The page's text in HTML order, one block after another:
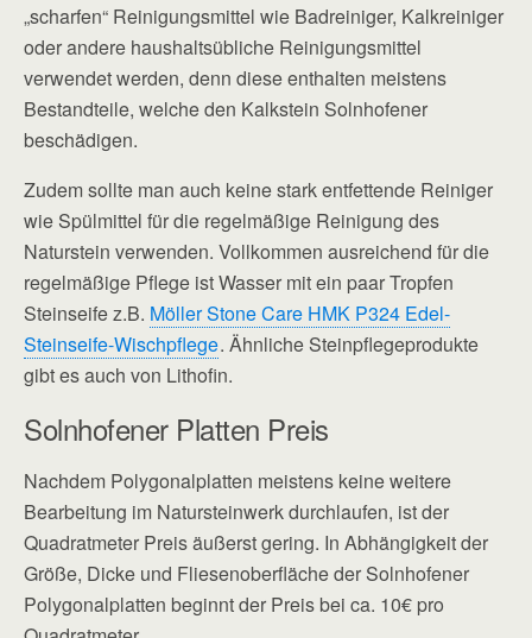
„scharfen“ Reinigungsmittel wie Badreiniger, Kalkreiniger
oder andere haushaltsübliche Reinigungsmittel
verwendet werden, denn diese enthalten meistens
Bestandteile, welche den Kalkstein Solnhofener
beschädigen.
Zudem sollte man auch keine stark entfettende Reiniger
wie Spülmittel für die regelmäßige Reinigung des
Naturstein verwenden. Vollkommen ausreichend für die
regelmäßige Pflege ist Wasser mit ein paar Tropfen
Steinseife z.B. Möller Stone Care HMK P324 Edel-
Steinseife-Wischpflege. Ähnliche Steinpflegeprodukte
gibt es auch von Lithofin.
Solnhofener Platten Preis
Nachdem Polygonalplatten meistens keine weitere
Bearbeitung im Natursteinwerk durchlaufen, ist der
Quadratmeter Preis äußerst gering. In Abhängigkeit der
Größe, Dicke und Fliesenoberfläche der Solnhofener
Polygonalplatten beginnt der Preis bei ca. 10€ pro